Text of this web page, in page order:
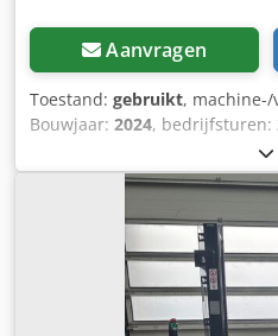
Aanvragen
Toestand: gebruikt,
Bouwjaar: 2024, bedrijfsturen:
,
ladingzwaartepunt:500 mm,
,
batterijspanning:48 V,
voorbandmaat:23X9-10,
totaalgewicht:
3.552 kg,
4880-01823 Cedpfx Asy Hau
48V 600Ah lithium-ion